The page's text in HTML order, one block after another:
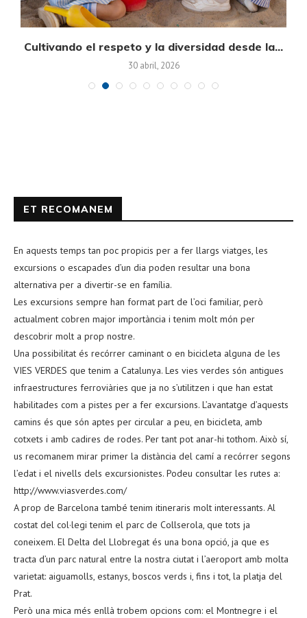
Cultivando el respeto y la diversidad desde la...
30 abril, 2026
ET RECOMANEM
En aquests temps tan poc propicis per a fer llargs viatges, les
excursions o escapades d’un dia poden resultar una bona
alternativa per a divertir-se en família.
Les excursions sempre han format part de l’oci familiar, però
actualment cobren major importància i tenim molt món per
descobrir molt a prop nostre.
Una possibilitat és recórrer caminant o en bicicleta alguna de les
VIES VERDES que tenim a Catalunya. Les vies verdes són antigues
infraestructures ferroviàries que ja no s’utilitzen i que han estat
habilitades com a pistes per a fer excursions. L’avantatge d’aquests
camins és que són aptes per circular a peu, en bicicleta, amb
cotxets i amb cadires de rodes. Per tant pot anar-hi tothom. Això sí,
us recomanem mirar primer la distància del camí a recórrer segons
l’edat i el nivells dels excursionistes. Podeu consultar les rutes a:
http://www.viasverdes.com/
A prop de Barcelona també tenim itineraris molt interessants. Al
costat del col·legi tenim el parc de Collserola, que tots ja
coneixem. El Delta del Llobregat és una bona opció, ja que es
tracta d’un parc natural entre la nostra ciutat i l’aeroport amb molta
varietat: aiguamolls, estanys, boscos verds i, fins i tot, la platja del
Prat.
Però una mica més enllà trobem opcions com: el Montnegre i el